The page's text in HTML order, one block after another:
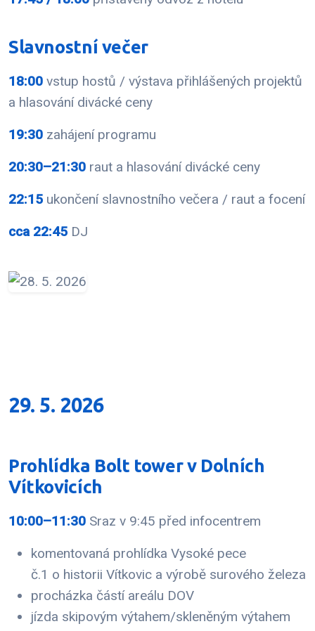
Slavnostní večer
18:00 vstup hostů / výstava přihlášených projektů
a hlasování divácké ceny
19:30 zahájení programu
20:30–21:30 raut a hlasování divácké ceny
22:15 ukončení slavnostního večera / raut a focení
cca 22:45 DJ
29. 5. 2026
Prohlídka Bolt tower v Dolních
Vítkovicích
10:00–11:30 Sraz v 9:45 před infocentrem
komentovaná prohlídka Vysoké pece
č.1 o historii Vítkovic a výrobě surového železa
procházka částí areálu DOV
jízda skipovým výtahem/skleněným výtahem